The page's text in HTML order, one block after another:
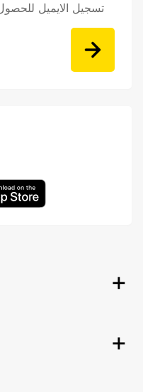
تسجيل الايميل